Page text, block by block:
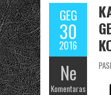
GEG
30
2016
Ne
Komentaras